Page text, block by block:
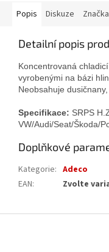
Popis Diskuze Značka
Detailní popis
Koncentrovaná
vyrobenými na bázi
Neobsahuje
Specifikace: SRPS
VW/Audi/Seat/Škoda/
Doplňkové
Kategorie: Adeco
EAN: Zvolte